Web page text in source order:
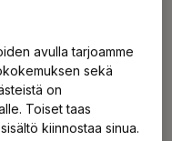
ja
avulla tarjoamme
sekä
on
Toiset taas
kiinnostaa sinua.